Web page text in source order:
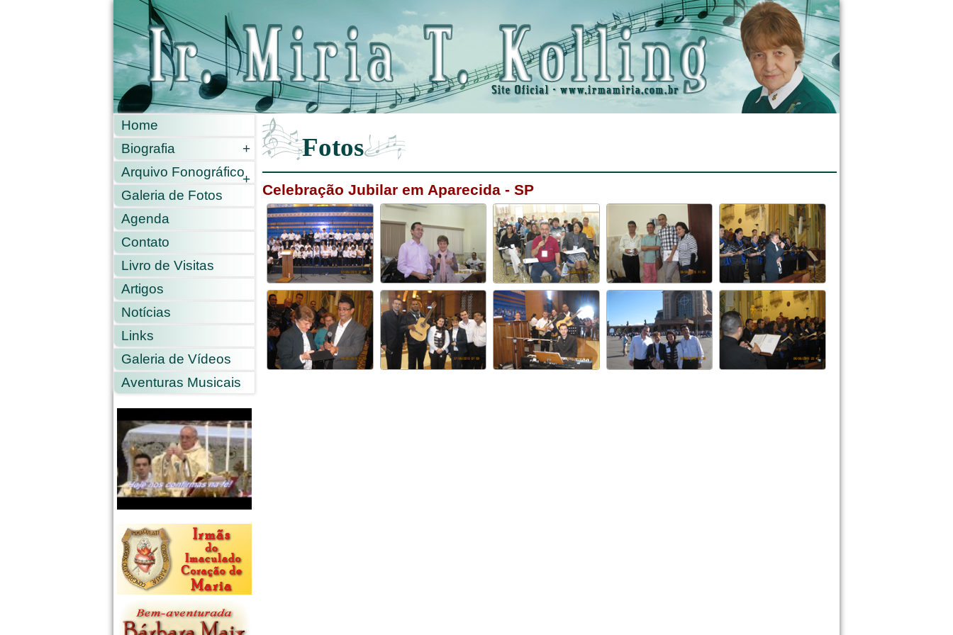
Home
Biografia
+
Arquivo Fonográfico+
Galeria de Fotos
Agenda
Contato
Livro de Visitas
Artigos
Notícias
Links
Galeria de Vídeos
Aventuras Musicais
Fotos
Celebração Jubilar em Aparecida - SP